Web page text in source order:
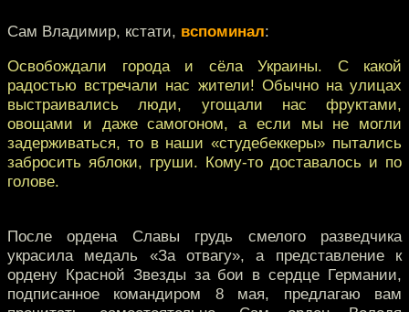
Сам Владимир, кстати, вспоминал:
Освобождали города и сёла Украины. С какой
радостью встречали нас жители! Обычно на улицах
выстраивались люди, угощали нас фруктами,
овощами и даже самогоном, а если мы не могли
задерживаться, то в наши «студебеккеры» пытались
забросить яблоки, груши. Кому-то доставалось и по
голове.
После ордена Славы грудь смелого разведчика
украсила медаль «За отвагу», а представление к
ордену Красной Звезды за бои в сердце Германии,
подписанное командиром 8 мая, предлагаю вам